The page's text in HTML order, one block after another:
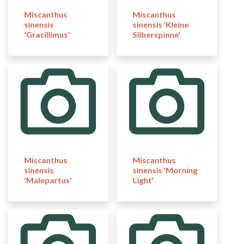
Miscanthus
sinensis
'Gracillimus'
Miscanthus
sinensis 'Kleine
Silberspinne'
Miscanthus
sinensis
'Malepartus'
Miscanthus
sinensis 'Morning
Light'